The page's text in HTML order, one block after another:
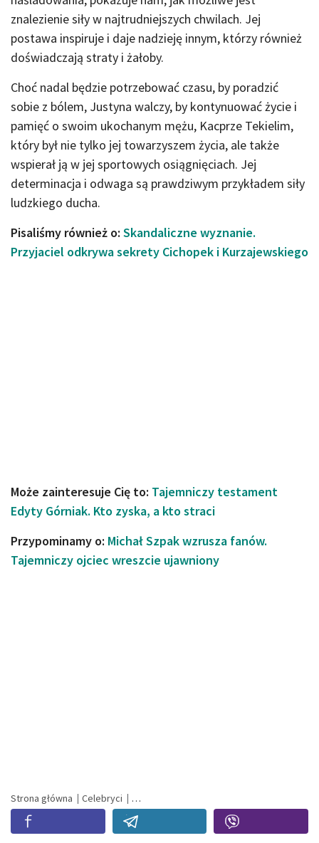
znalezienie siły w najtrudniejszych chwilach. Jej
postawa inspiruje i daje nadzieję innym, którzy również
doświadczają straty i żałoby.
Choć nadal będzie potrzebować czasu, by poradzić
sobie z bólem, Justyna walczy, by kontynuować życie i
pamięć o swoim ukochanym mężu, Kacprze Tekielim,
który był nie tylko jej towarzyszem życia, ale także
wspierał ją w jej sportowych osiągnięciach. Jej
determinacja i odwaga są prawdziwym przykładem siły
ludzkiego ducha.
Pisaliśmy również o: Skandaliczne wyznanie.
Przyjaciel odkrywa sekrety Cichopek i Kurzajewskiego
Może zainteresuje Cię to: Tajemniczy testament
Edyty Górniak. Kto zyska, a kto straci
Przypominamy o: Michał Szpak wzrusza fanów.
Tajemniczy ojciec wreszcie ujawniony
Strona główna Celebryci